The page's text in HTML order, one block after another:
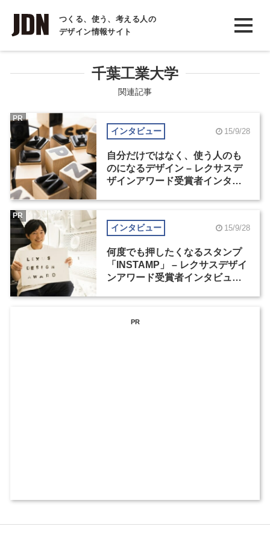
つくる、使う、考える人の
デザイン情報サイト
INTERVIEW
インタビュー
COLUMN
コラム
千葉工業大学
関連記事
インタビュー 15/9/28
自分だけではなく、使う人のも
のになるデザイン – レクサスデ
ザインアワード受賞者インタビ
PR
インタビュー 15/9/28
何度でも押したくなるスタンプ
「INSTAMP」 – レクサスデザイ
ンアワード受賞者インタビュー
PR
PR